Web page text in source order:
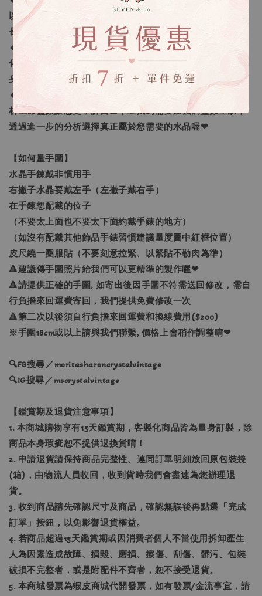
以長度不同每一條的水晶數量就會不同，以符合正常的手鍊
長度。
🔸客製化之範圍：我們提供的客製範圍為「手圍尺寸客製
化」及「量身需求的訂做」，還有更進一步的「生命靈數量
身訂做」。
🔸生命靈數量身訂做：採預約制線上一對一諮詢，老師將解
析生命靈數讓您更了解自己，並找到需要加強的靈數空缺，
透過進一步的分析選擇真正屬於您需要的水晶喔❤
【如何量手圍】
水晶手鍊戴非慣用手
右撇子水晶要戴左手（左撇子戴右手）
在手鍊想配戴的位子
（不要太上面也不要太下面約戴手錶的地方）
（如沒有配戴其他飾品手錶習慣建議量度圖中紅框位置）
皮尺繞一圈服貼（不要刻意拉緊、以緊貼不勒肉為準）
🔺建議傳手圍照片給我們可以更精準的製作喔❤
🔺請提供正確的手圍, 如寄出後因手圍不符需送回修改，需自
行負擔來回運費寄回，我們提供免費修改一次
🔺第二次以後須自行負擔來回運費和換線費用($200)
※手圍18cm或以上請與我們聯繫, 價格上會稍作調整唷❤
🔍FB搜尋／moritasharoncrystalvintage
🔍IG搜尋／mscrystalvintage
【鑑賞期及退貨注意事項】
1. 本商城購物享有15天鑑賞期，客製化商品皆為量身訂製，除
商品本身瑕疵恕不提供退換貨唷！
2. 申請退貨請保持商品完整性、連同訂單明細放回原包裝袋
(箱)，由物流人員收回，收到貨時我們會盡速為您辦理退
貨。
3. 收到商品請先確認尺寸及商品，確認無誤後再點選「完成
訂單」按鈕，以免影響退貨權益。
4. 若商品超過15天鑑賞期或因消費者個人不當使用拆卸產生
人為因素造成故障、損毀、磨損、擦傷、刮傷、髒污、包裝
破損不完整者，或是附配件不齊者，恕不接受退貨。
5. 本商城發票為蝦皮商城代開發票，如有發票/金流事宜，請